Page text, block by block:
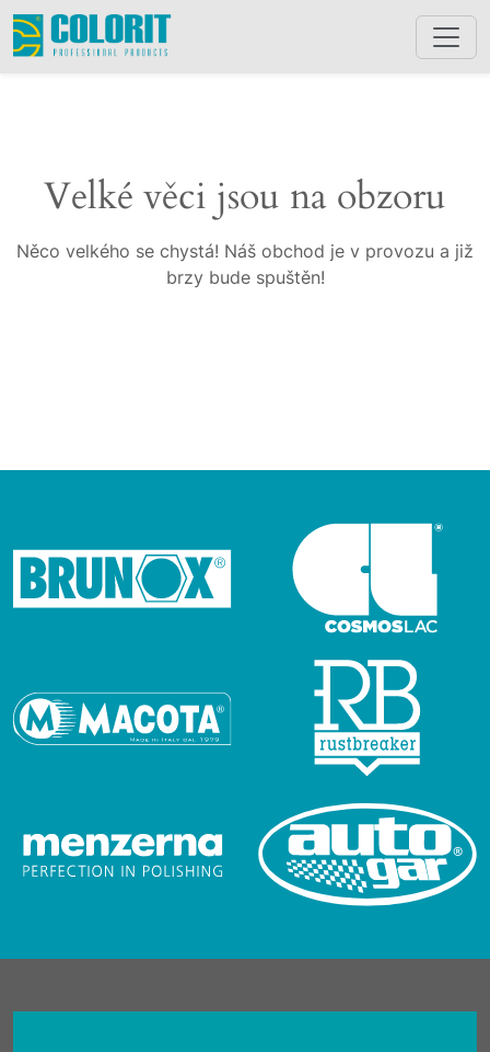
Velké věci jsou na obzoru
Něco velkého se chystá! Náš obchod je v provozu a již
brzy bude spuštěn!